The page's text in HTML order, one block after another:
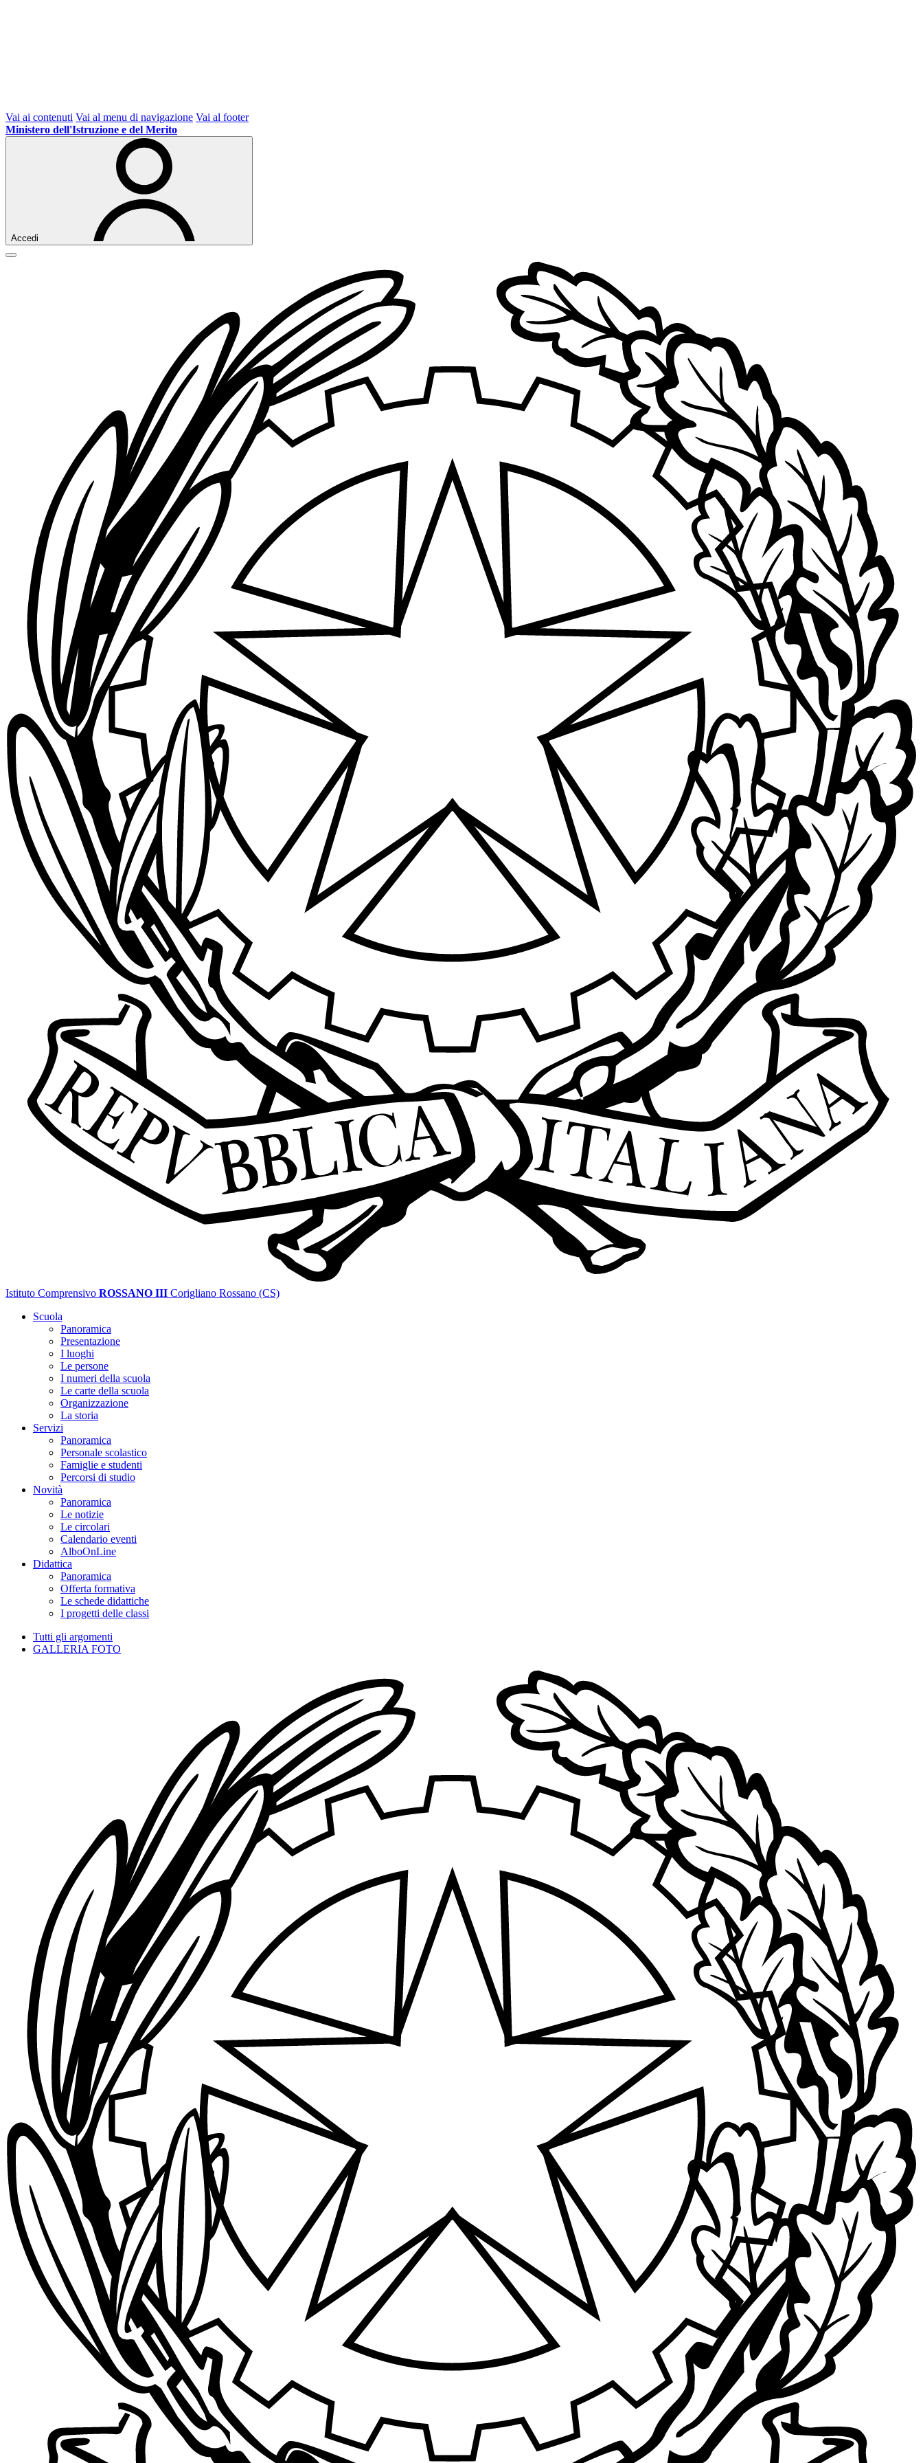
Vai ai contenuti Vai al menu di navigazione Vai al footer
Ministero dell'Istruzione e del Merito
Accedi
Istituto Comprensivo ROSSANO III Corigliano Rossano (CS)
Scuola
Panoramica
Presentazione
I luoghi
Le persone
I numeri della scuola
Le carte della scuola
Organizzazione
La storia
Servizi
Panoramica
Personale scolastico
Famiglie e studenti
Percorsi di studio
Novità
Panoramica
Le notizie
Le circolari
Calendario eventi
AlboOnLine
Didattica
Panoramica
Offerta formativa
Le schede didattiche
I progetti delle classi
Tutti gli argomenti
GALLERIA FOTO